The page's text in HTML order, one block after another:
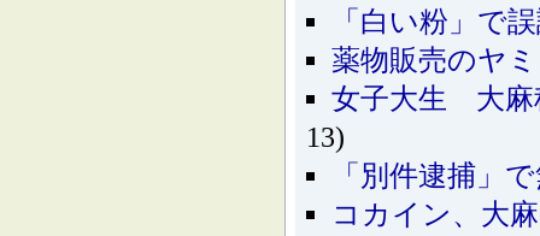
「白い粉」で
薬物販売のヤ
女子大生 大麻
13)
「別件逮捕」
コカイン、大